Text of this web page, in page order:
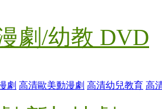
劇/幼教 DVD
劇 高清歐美動漫劇 高清幼兒教育 高